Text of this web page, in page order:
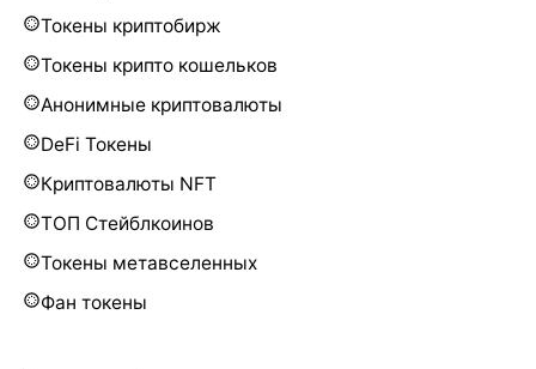
Токены криптобирж
Токены крипто кошельков
Анонимные криптовалюты
DeFi Токены
Криптовалюты NFT
ТОП Стейблкоинов
Токены метавселенных
Фан токены